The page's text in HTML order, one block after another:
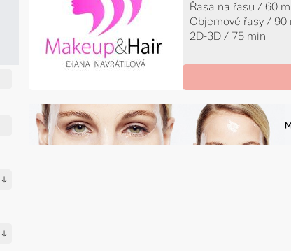
Řasa na řasu / 60
Objemové řasy / 90
2D-3D / 75 min